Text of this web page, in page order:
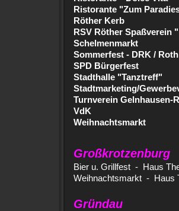
Ristorante "Zum
Röther Kerb
RSV Röther Spaßverein
Schelmenmarkt
Sommerfest - DRK / Roth
SPD Bürgerfest
Stadthalle "Tanztreff"
Stadtmarketing/
Turnverein Gelnhausen-
VdK
Weihnachtsmarkt
Großkrotzenburg
Bier u. Grillfest - Haus
Weihnachtsmarkt - Haus
Gründau